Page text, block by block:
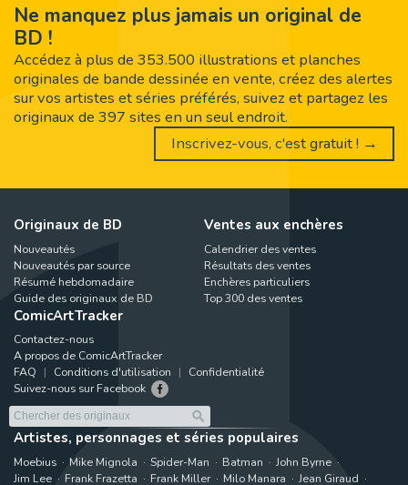
Ne manquez plus jamais un original de
BD !
Accédez à plus de 353.500 illustrations et planches
originales de bande dessinée en vente, créez des alertes
sur vos artistes et séries préférés, suivez et partagez les
originaux de 397 sites en un seul endroit.
Inscrivez-vous, c'est gratuit ! →
Originaux de BD
Nouveautés
Nouveautés par source
Résumé hebdomadaire
Guide des originaux de BD
Ventes aux enchères
Calendrier des ventes
Résultats des ventes
Enchères particuliers
Top 300 des ventes
ComicArtTracker
Contactez-nous
A propos de ComicArtTracker
FAQ
Conditions d'utilisation
Confidentialité
Suivez-nous sur Facebook
Artistes, personnages et séries populaires
Moebius Mike Mignola Spider-Man Batman
John Byrne
Jim Lee
Frank Frazetta Frank Miller Milo Manara
Jean Giraud